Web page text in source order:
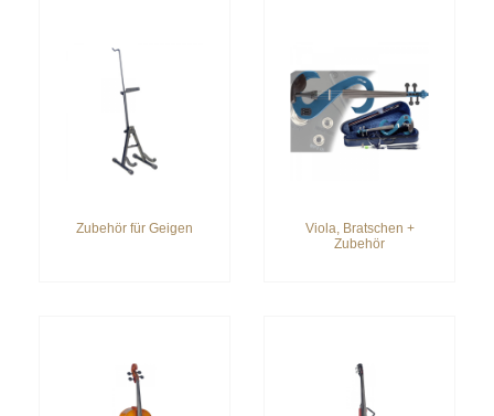
Zubehör für Geigen
Viola, Bratschen +
Zubehör